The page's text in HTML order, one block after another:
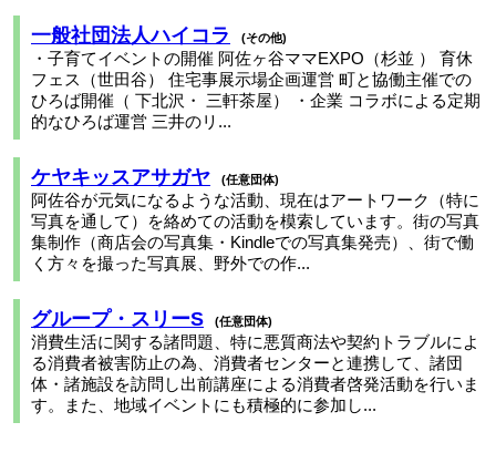
一般社団法人ハイコラ その他
・子育てイベントの開催 阿佐ヶ谷ママEXPO（杉並 ） 育休
フェス（世田谷） 住宅事展示場企画運営 町と協働主催での
ひろば開催（ 下北沢・ 三軒茶屋） ・企業 コラボによる定期
的なひろば運営 三井のリ...
ケヤキッスアサガヤ 任意団体
阿佐谷が元気になるような活動、現在はアートワーク（特に
写真を通して）を絡めての活動を模索しています。街の写真
集制作（商店会の写真集・Kindleでの写真集発売）、街で働
く方々を撮った写真展、野外での作...
グループ・スリーS 任意団体
消費生活に関する諸問題、特に悪質商法や契約トラブルによ
る消費者被害防止の為、消費者センターと連携して、諸団
体・諸施設を訪問し出前講座による消費者啓発活動を行いま
す。また、地域イベントにも積極的に参加し...